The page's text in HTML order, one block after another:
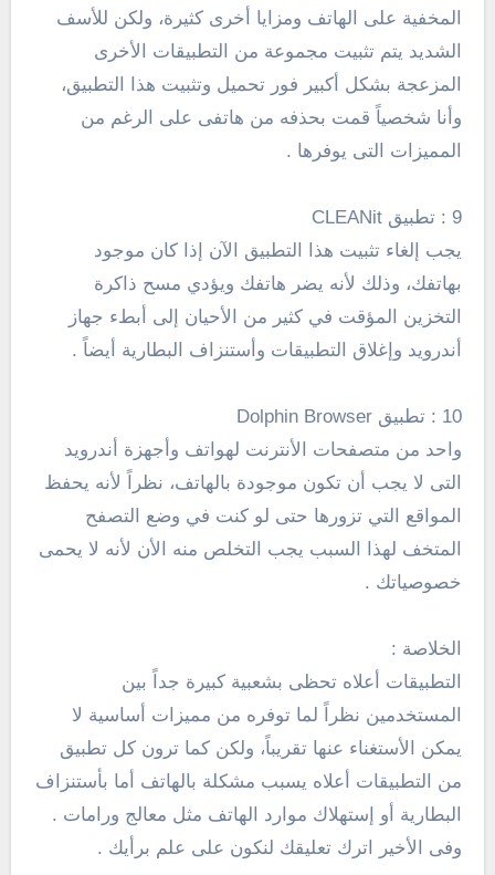
المخفية على الهاتف ومزايا أخرى كثيرة، ولكن للأسف
الشديد يتم تثبيت مجموعة من التطبيقات الأخرى
المزعجة بشكل أكبير فور تحميل وتثبيت هذا التطبيق،
وأنا شخصياً قمت بحذفه من هاتفى على الرغم من
المميزات التى يوفرها .
9 : تطبيق CLEANit
يجب إلغاء تثبيت هذا التطبيق الآن إذا كان موجود
بهاتفك، وذلك لأنه يضر هاتفك ويؤدي مسح ذاكرة
التخزين المؤقت في كثير من الأحيان إلى أبطء جهاز
أندرويد وإغلاق التطبيقات وأستنزاف البطارية أيضاً .
10 : تطبيق Dolphin Browser
واحد من متصفحات الأنترنت لهواتف وأجهزة أندرويد
التى لا يجب أن تكون موجودة بالهاتف، نظراً لأنه يحفظ
المواقع التي تزورها حتى لو كنت في وضع التصفح
المتخف لهذا السبب يجب التخلص منه الأن لأنه لا يحمى
خصوصياتك .
الخلاصة :
التطبيقات أعلاه تحظى بشعبية كبيرة جداً بين
المستخدمين نظراً لما توفره من مميزات أساسية لا
يمكن الأستغناء عنها تقريباً، ولكن كما ترون كل تطبيق
من التطبيقات أعلاه يسبب مشكلة بالهاتف أما بأستنزاف
البطارية أو إستهلاك موارد الهاتف مثل معالج ورامات .
وفى الأخير اترك تعليقك لنكون على علم برأيك .